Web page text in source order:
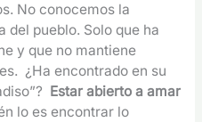
No conocemos la
del pueblo. Solo que ha
y que no mantiene
¿Ha encontrado en su
Estar abierto a amar
lo es encontrar lo